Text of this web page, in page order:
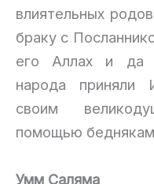
влиятельных
браку с
его Аллах и да
народа приняли
своим
помощью
Умм Саляма